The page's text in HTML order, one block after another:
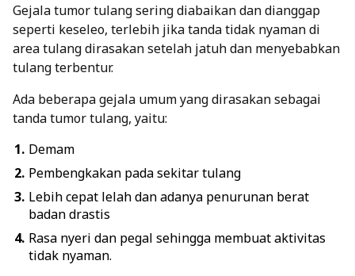
Gejala tumor tulang sering diabaikan dan dianggap
seperti keseleo, terlebih jika tanda tidak nyaman di
area tulang dirasakan setelah jatuh dan menyebabkan
tulang terbentur.
Ada beberapa gejala umum yang dirasakan sebagai
tanda tumor tulang, yaitu:
Demam
Pembengkakan pada sekitar tulang
Lebih cepat lelah dan adanya penurunan berat
badan drastis
Rasa nyeri dan pegal sehingga membuat aktivitas
tidak nyaman.